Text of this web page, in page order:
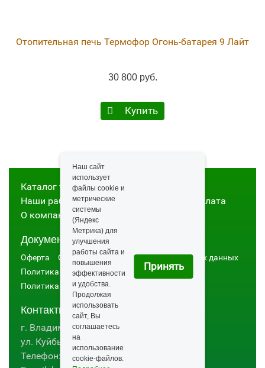
Отопительная печь Термофор Огонь-батарея 9 Лайт
30 800 руб.
Купить
Каталог товаров
Строительство
Наши работы
Контакты
Доставка и оплата
О компании
Новости
Документы
Оферта
Согласие на обработку персональных данных
Политика конфидициальности
Политика использования cookie
Контакты:
г. Владимир, ТК "ТАНДЕМ"
ул. Куйбышева д.26Ж, секция ЗС-2
Телефон:
+7 (915) 779-03-09
Наш сайт
использует
файлы cookie и
метрические
системы
(Яндекс
Метрика) для
улучшения
работы сайта и
повышения
эффективности
и удобства.
Продолжая
использовать
сайт, Вы
соглашаетесь
на
использование
cookie-файлов.
Принять